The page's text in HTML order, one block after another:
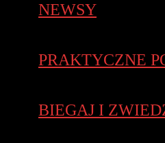
NEWSY
PRAKTYCZNE
BIEGAJ I